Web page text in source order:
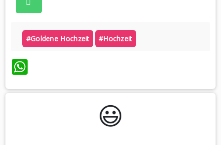
#goldene Hochzeit #hochzeit
WhatsApp
😃️